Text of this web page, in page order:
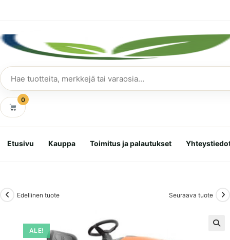
Hae
tuotteita
0
Etusivu Kauppa Toimitus ja palautukset
ALE!
Edellinen tuote Seuraava tuote